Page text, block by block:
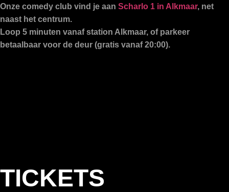
Onze comedy club vind je aan Scharlo 1 in Alkmaar, net
naast het centrum.
Loop 5 minuten vanaf station Alkmaar, of parkeer
betaalbaar voor de deur (gratis vanaf 20:00).
TICKETS